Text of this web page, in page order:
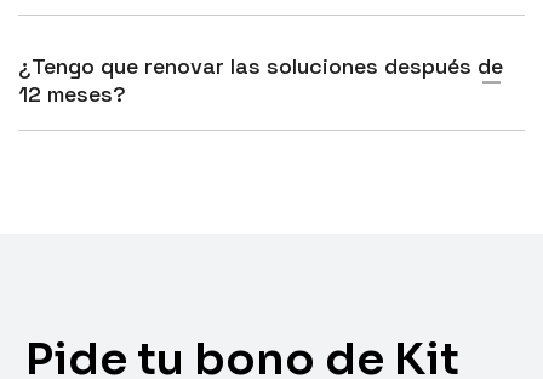
¿Tengo que renovar las soluciones después de
12 meses?
Pide tu bono de Kit